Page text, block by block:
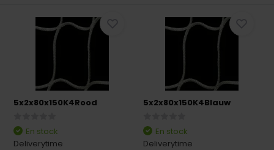
5x2x80x150K4Rood
En stock
Deliverytime
5x2x80x150K4Blauw
En stock
Deliverytime